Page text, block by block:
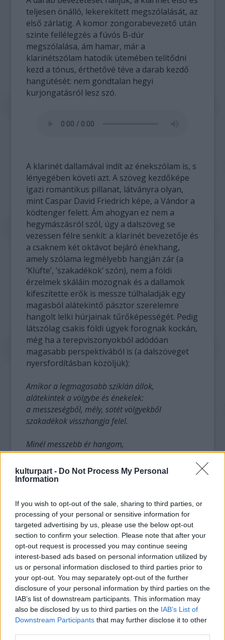
kulturpart - Do Not Process My Personal
Information
If you wish to opt-out of the sale, sharing to third parties, or
processing of your personal or sensitive information for
targeted advertising by us, please use the below opt-out
section to confirm your selection. Please note that after your
opt-out request is processed you may continue seeing
interest-based ads based on personal information utilized by
us or personal information disclosed to third parties prior to
your opt-out. You may separately opt-out of the further
disclosure of your personal information by third parties on the
IAB’s list of downstream participants. This information may
also be disclosed by us to third parties on the IAB’s List of
Downstream Participants that may further disclose it to other
teljesen önálló, lekerekített megszólalását, az
első zárlatig. A komor zongorabevezető után
szinte fellélegzés a fúvós B-dúr
megszólalása, ám hamar, már a
klarinétszólam hatodik ütemében telítődni
kezd a tónus, érthetővé téve a darab kezdő
hangütését: nem gondtalan hegyi
kurjongatásról lesz szó.
A klarinét dallamával indít az énekszólam is, s
lényegében követi azt. A szöveg kezdőképe
igazi romantikus pillanat, látványra olyan,
mint Caspar David Friedrich képe, a Vándor a
ködtenger felett. Ám ahogyan ez nem a
hegymászásról szól, úgy a dalszöveg se
vezessen félre senkit: a klarinét bevezetője és
a csaknem két oktávot bejáró énekhang,
amely szólama legmélyebb hangján zár (a
’Klüfte’, ’szakadékok’ szón), nem a földi
érzelmek skáláin mozognak és a dallamok
kifeszítette erők is messze túlhaladják egy
magasból alátekintő pásztor szerelemre
hangolt lelki húrjainak tűrőképességét. Pedig
látszólag csakis földi ügyek forognak kockán,
még ha a terepviszonyokból adódóan
magasabb perspektívából is (a dalszöveget
nyersfordításban közöljük):
Amikor a legmagasabb sziklán állok,
alátekintek a völgybe és énekelek:
a messzeségből, mély, sötét völgyekből
szakadékok visszhangja felel.
Minél messzebb ér hangom,
annál tisztábban szól vissza alantról.
Szerelmem távol van tőlem,
emiatt tekintek oly forrón felé.
Felettébb különös egy összefüggés csendül
itt fel a visszhangról, de még furcsább, hogy
az eredeti vers (Wilhelm Müller: Der Berghirt)
erre mégsem helyez hangsúlyt, s később sem
utal vissza rá. Pedig itt lényeges dolog rejlik,
hiszen a valódi visszhang idővel mindig
visszatér. Nem mindegy azonban, hogyan.
Mindenki próbálta már: a kiáltás után a
közelebbi tárgyakról hamarabb, a
távolibbakról később és jóval gyengébben
szól vissza önmagunk. Itt azonban a hang